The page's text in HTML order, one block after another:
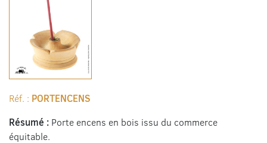
Réf. : PORTENCENS
Résumé : Porte encens en bois issu du commerce
équitable.